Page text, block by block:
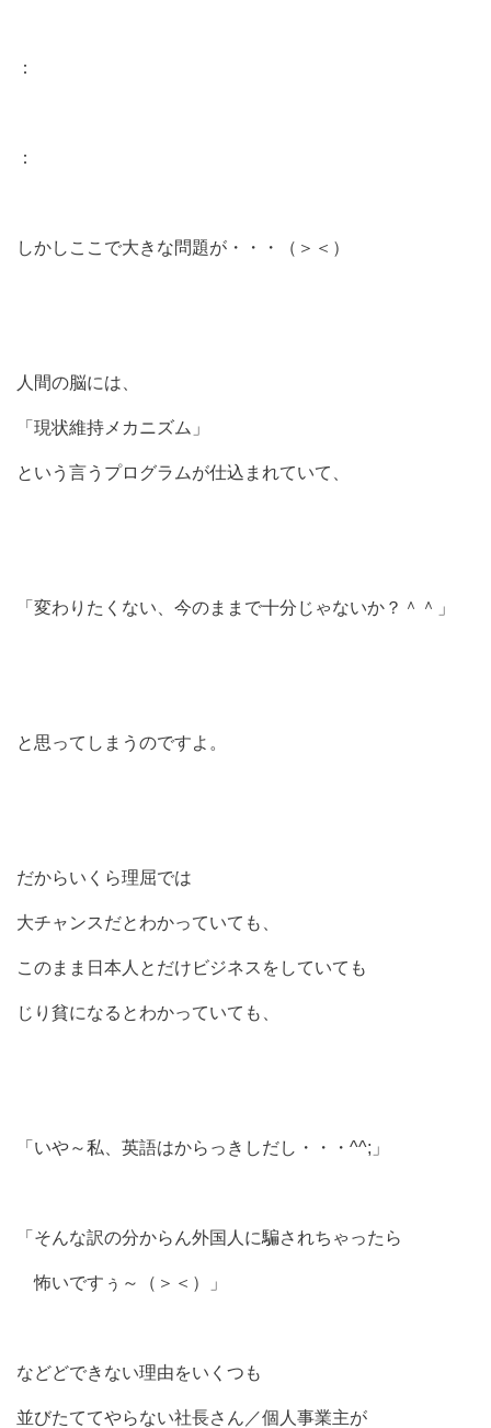
：
：
しかしここで大きな問題が・・・（＞＜）
人間の脳には、
「現状維持メカニズム」
という言うプログラムが仕込まれていて、
「変わりたくない、今のままで十分じゃないか？＾＾」
と思ってしまうのですよ。
だからいくら理屈では
大チャンスだとわかっていても、
このまま日本人とだけビジネスをしていても
じり貧になるとわかっていても、
「いや～私、英語はからっきしだし・・・^^;」
「そんな訳の分からん外国人に騙されちゃったら
怖いですぅ～（＞＜）」
などどできない理由をいくつも
並びたててやらない社長さん／個人事業主が